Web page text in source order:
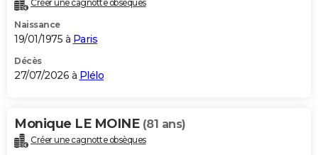
VOYAGE
Destinations
City break
Voyage nature
Voyage de noces
Forum
Climat
+PHOTO
GUIDES D'ACHAT
CARTE DE VOEUX
Carte de Noël
Carte Bonne année
Carte Saint-Valentin
Carte Pâques
Carte d'anniversaire
DICTIONNAIRE
Créer une cagnotte obsèques
Naissance
19/01/1975 à Paris
Décès
27/07/2026 à Plélo
Monique LE MOINE (81 ans)
Créer une cagnotte obsèques